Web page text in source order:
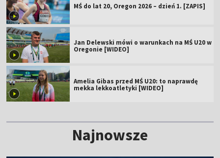
MŚ do lat 20, Oregon 2026 – dzień 1. [ZAPIS]
Jan Delewski mówi o warunkach na MŚ U20 w
Oregonie [WIDEO]
Amelia Gibas przed MŚ U20: to naprawdę
mekka lekkoatletyki [WIDEO]
Najnowsze